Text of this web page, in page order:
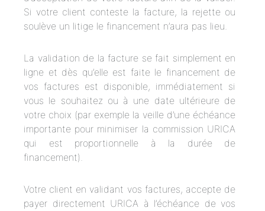
Si votre client conteste la facture, la rejette ou
soulève un litige le financement n’aura pas lieu.
La validation de la facture se fait simplement en
ligne et dès qu’elle est faite le financement de
vos factures est disponible, immédiatement si
vous le souhaitez ou à une date ultérieure de
votre choix (par exemple la veille d’une échéance
importante pour minimiser la commission URICA
qui est proportionnelle à la durée de
financement).
Votre client en validant vos factures, accepte de
payer directement URICA à l’échéance de vos